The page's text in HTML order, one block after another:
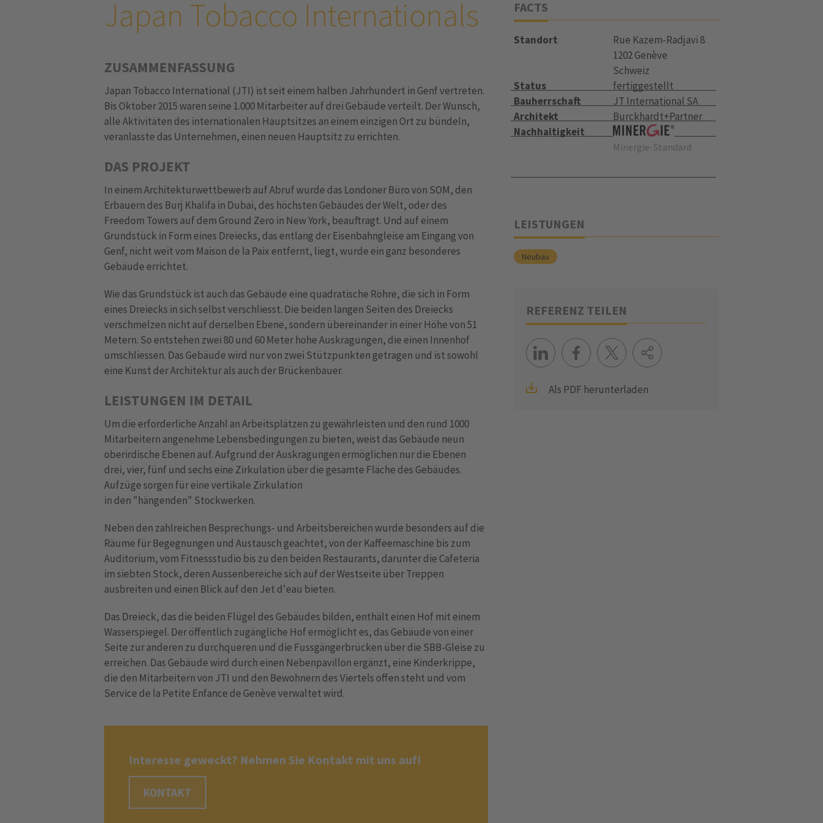
Japan Tobacco Internationals
ZUSAMMENFASSUNG
Japan Tobacco International (JTI) ist seit einem halben Jahrhundert in Genf vertreten.
Bis Oktober 2015 waren seine 1.000 Mitarbeiter auf drei Gebäude verteilt. Der Wunsch,
alle Aktivitäten des internationalen Hauptsitzes an einem einzigen Ort zu bündeln,
veranlasste das Unternehmen, einen neuen Hauptsitz zu errichten.
DAS PROJEKT
In einem Architekturwettbewerb auf Abruf wurde das Londoner Büro von SOM, den
Erbauern des Burj Khalifa in Dubai, des höchsten Gebäudes der Welt, oder des
Freedom Towers auf dem Ground Zero in New York, beauftragt. Und auf einem
Grundstück in Form eines Dreiecks, das entlang der Eisenbahngleise am Eingang von
Genf, nicht weit vom Maison de la Paix entfernt, liegt, wurde ein ganz besonderes
Gebäude errichtet.
Wie das Grundstück ist auch das Gebäude eine quadratische Röhre, die sich in Form
eines Dreiecks in sich selbst verschliesst. Die beiden langen Seiten des Dreiecks
verschmelzen nicht auf derselben Ebene, sondern übereinander in einer Höhe von 51
Metern. So entstehen zwei 80 und 60 Meter hohe Auskragungen, die einen Innenhof
umschliessen. Das Gebäude wird nur von zwei Stützpunkten getragen und ist sowohl
eine Kunst der Architektur als auch der Brückenbauer.
LEISTUNGEN IM DETAIL
Um die erforderliche Anzahl an Arbeitsplätzen zu gewährleisten und den rund 1000
Mitarbeitern angenehme Lebensbedingungen zu bieten, weist das Gebäude neun
oberirdische Ebenen auf. Aufgrund der Auskragungen ermöglichen nur die Ebenen
drei, vier, fünf und sechs eine Zirkulation über die gesamte Fläche des Gebäudes.
Aufzüge sorgen für eine vertikale Zirkulation
in den "hängenden" Stockwerken.
Neben den zahlreichen Besprechungs- und Arbeitsbereichen wurde besonders auf die
Räume für Begegnungen und Austausch geachtet, von der Kaffeemaschine bis zum
Auditorium, vom Fitnessstudio bis zu den beiden Restaurants, darunter die Cafeteria
im siebten Stock, deren Aussenbereiche sich auf der Westseite über Treppen
ausbreiten und einen Blick auf den Jet d'eau bieten.
Das Dreieck, das die beiden Flügel des Gebäudes bilden, enthält einen Hof mit einem
Wasserspiegel. Der öffentlich zugängliche Hof ermöglicht es, das Gebäude von einer
Seite zur anderen zu durchqueren und die Fussgängerbrücken über die SBB-Gleise zu
erreichen. Das Gebäude wird durch einen Nebenpavillon ergänzt, eine Kinderkrippe,
die den Mitarbeitern von JTI und den Bewohnern des Viertels offen steht und vom
Service de la Petite Enfance de Genève verwaltet wird.
Interesse geweckt? Nehmen Sie Kontakt mit uns auf!
KONTAKT
FACTS
Standort
Rue Kazem-Radjavi 8
1202 Genève
Schweiz
Status
fertiggestellt
Bauherrschaft
JT International SA
Architekt
Burckhardt+Partner
Nachhaltigkeit
Minergie-Standard
LEISTUNGEN
Neubau
REFERENZ TEILEN
Als PDF herunterladen